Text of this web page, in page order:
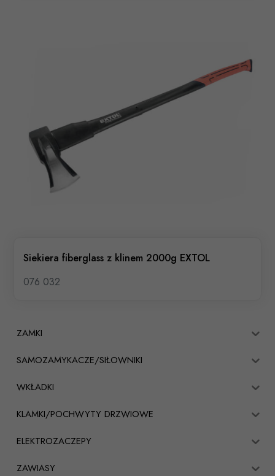
Siekiera fiberglass z klinem 2000g EXTOL
076 032
ZAMKI
SAMOZAMYKACZE/SIŁOWNIKI
WKŁADKI
KLAMKI/POCHWYTY DRZWIOWE
ELEKTROZACZEPY
ZAWIASY